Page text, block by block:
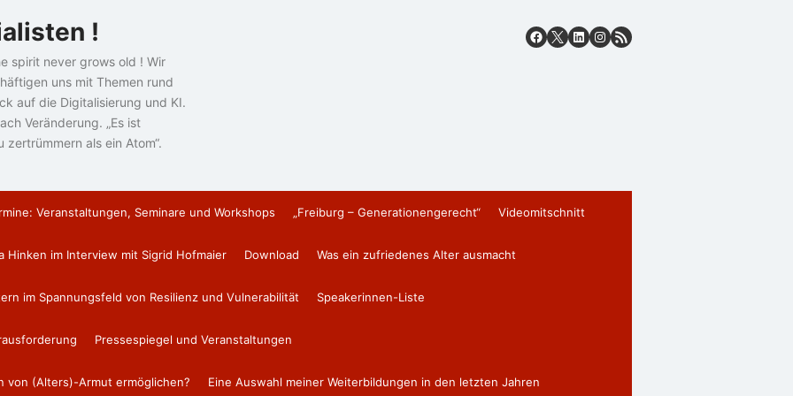
!
spirit never grows old ! Wir
uns mit Themen rund
auf die Digitalisierung und KI.
Veränderung. „Es ist
als ein Atom“.
Veranstaltungen, Seminare und Workshops „Freiburg – Generationengerecht“ Videomitschnitt
Hinken im Interview mit Sigrid Hofmaier Download Was ein zufriedenes Alter ausmacht
im Spannungsfeld von Resilienz und Vulnerabilität Speakerinnen-Liste
Pressespiegel und Veranstaltungen
von (Alters)-Armut ermöglichen? Eine Auswahl meiner Weiterbildungen in den letzten Jahren